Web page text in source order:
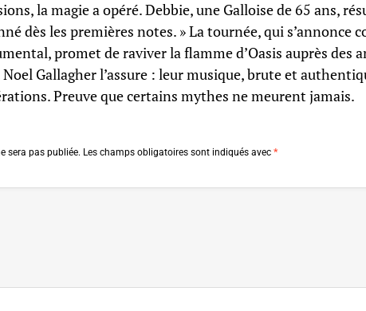
la magie a opéré. Debbie, une Galloise de 65 ans,
dès les premières notes. » La tournée, qui s’annonce
promet de raviver la flamme d’Oasis auprès des
Gallagher l’assure : leur musique, brute et
Preuve que certains mythes ne meurent jamais.
sera pas publiée. Les champs obligatoires sont indiqués avec *